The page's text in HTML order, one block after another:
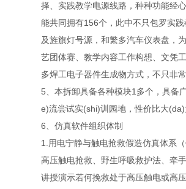
择、实践教学电源线路，种种功能经
能共同拥有156个，此中不只包罗实
及旌旗灯号源，和繁多汽车仪表盘，
艺团体赛、教学内容工作构想、文凭
多焊工电子器件生成物方式，不只非
5、本拆卸具备各种模块1多个，具备
e)流尝试实(shi)训园地，性价比大(da)
6、仿真软件组织体制
1.用电宁静与触电抢救假造仿真体系
高压触电抢救、野生呼吸救护法、牵
讲授演示若何挽救处于高压触电或高